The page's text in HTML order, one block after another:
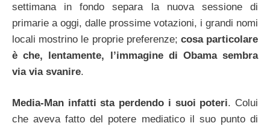
settimana in fondo separa la nuova sessione di
primarie a oggi, dalle prossime votazioni, i grandi nomi
locali mostrino le proprie preferenze; cosa particolare
è che, lentamente, l’immagine di Obama sembra
via via svanire.
Media-Man infatti sta perdendo i suoi poteri. Colui
che aveva fatto del potere mediatico il suo punto di